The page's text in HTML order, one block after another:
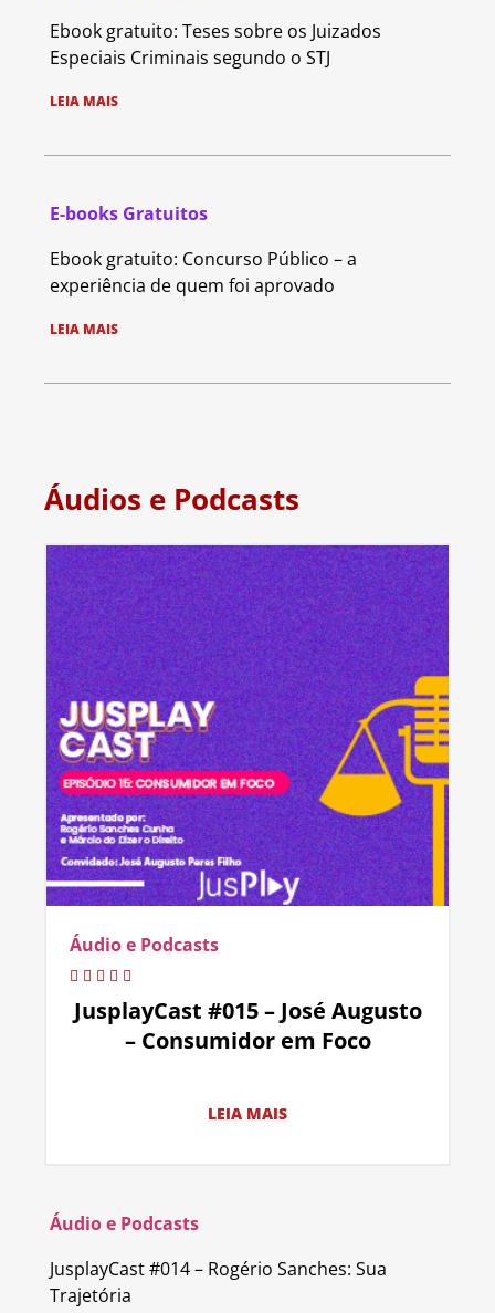
Ebook gratuito: Teses sobre os Juizados
Especiais Criminais segundo o STJ
LEIA MAIS
E-books Gratuitos
Ebook gratuito: Concurso Público – a
experiência de quem foi aprovado
LEIA MAIS
Áudios e Podcasts
Áudio e Podcasts
JusplayCast #015 – José Augusto
– Consumidor em Foco
LEIA MAIS
Áudio e Podcasts
JusplayCast #014 – Rogério Sanches: Sua
Trajetória